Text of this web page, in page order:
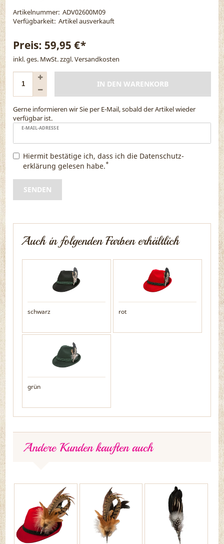
Artikelnummer: ADV02600M09
Verfügbarkeit: Artikel ausverkauft
Preis:59,95 €*
inkl. ges. MwSt. zzgl.Versandkosten
IN DEN WARENKORB
Gerne informieren wir Sie per E-Mail, sobald der Artikel wieder
verfügbar ist.
E-MAIL-ADRESSE
Hiermit bestätige ich, dass ich die Daten­schutz­
erklärung gelesen habe.*
SENDEN
Auch in folgenden Farben erhältlich
schwarz rot
grün
Andere Kunden kauften auch